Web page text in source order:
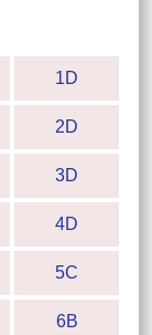
1D
2D
3D
4D
5C
6B